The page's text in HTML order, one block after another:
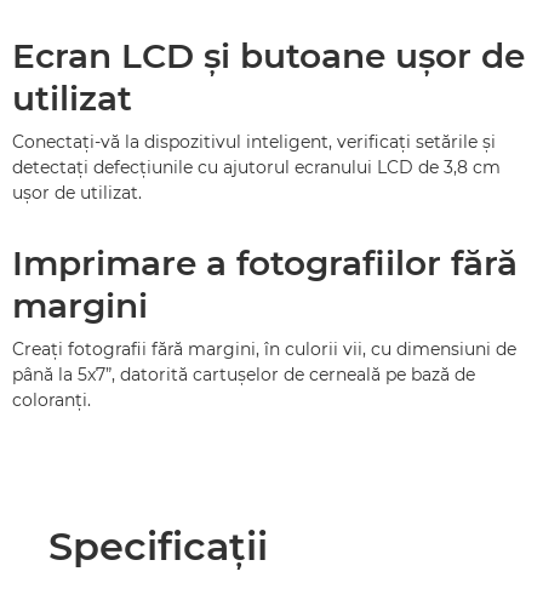
Ecran LCD şi butoane uşor de
utilizat
Conectaţi-vă la dispozitivul inteligent, verificaţi setările şi
detectaţi defecţiunile cu ajutorul ecranului LCD de 3,8 cm
uşor de utilizat.
Imprimare a fotografiilor fără
margini
Creaţi fotografii fără margini, în culorii vii, cu dimensiuni de
până la 5x7”, datorită cartuşelor de cerneală pe bază de
coloranţi.
Specificaţii